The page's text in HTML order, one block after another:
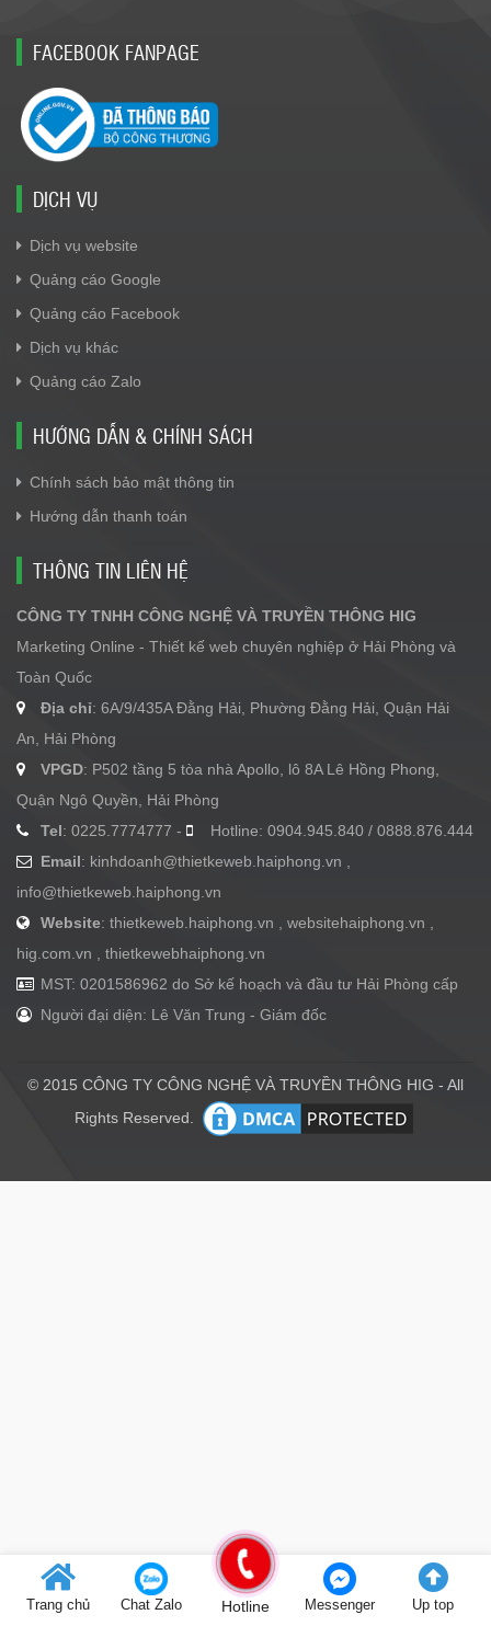
FACEBOOK FANPAGE
DỊCH VỤ
Dịch vụ website
Quảng cáo Google
Quảng cáo Facebook
Dịch vụ khác
Quảng cáo Zalo
HƯỚNG DẪN & CHÍNH SÁCH
Chính sách bảo mật thông tin
Hướng dẫn thanh toán
THÔNG TIN LIÊN HỆ
CÔNG TY TNHH CÔNG NGHỆ VÀ TRUYỀN THÔNG HIG
Marketing Online - Thiết kế web chuyên nghiệp ở Hải Phòng và
Toàn Quốc
Địa chỉ: 6A/9/435A Đằng Hải, Phường Đằng Hải, Quận Hải
An, Hải Phòng
VPGD: P502 tầng 5 tòa nhà Apollo, lô 8A Lê Hồng Phong,
Quận Ngô Quyền, Hải Phòng
Tel: 0225.7774777 -
Hotline: 0904.945.840 / 0888.876.444
Email: kinhdoanh@thietkeweb.haiphong.vn ,
info@thietkeweb.haiphong.vn
Website: thietkeweb.haiphong.vn , websitehaiphong.vn ,
hig.com.vn , thietkewebhaiphong.vn
MST: 0201586962 do Sở kế hoạch và đầu tư Hải Phòng cấp
Người đại diện: Lê Văn Trung - Giám đốc
© 2015 CÔNG TY CÔNG NGHỆ VÀ TRUYỀN THÔNG HIG - All
Rights Reserved.
Trang chủ Chat Zalo Hotline Messenger Up top